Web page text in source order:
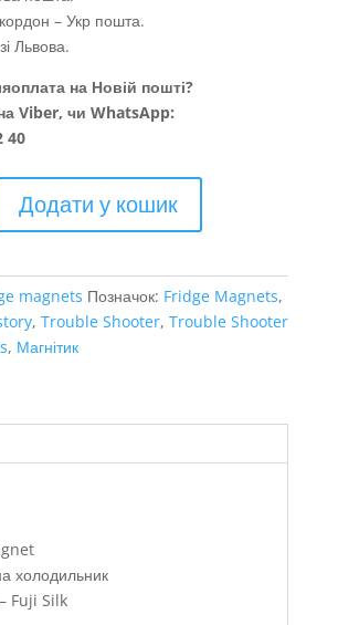
кордон – Укр пошта.
Львова.
на Новій пошті?
Viber, чи WhatsApp:
40
Додати у кошик
magnets Позначок: Fridge Magnets,
, Trouble Shooter, Trouble Shooter
, Магнітик
холодильник
Fuji Silk